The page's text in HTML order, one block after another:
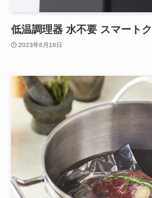
低温調理器 水不要 スマート
2023年6月18日